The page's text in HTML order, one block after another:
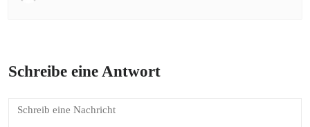
Schreibe eine Antwort